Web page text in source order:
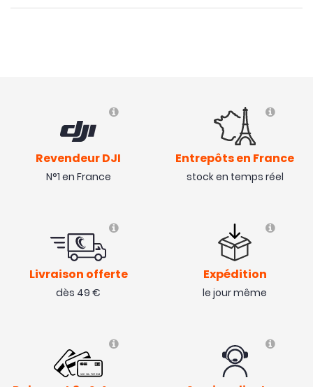
Revendeur DJI
N°1 en France
Entrepôts en France
stock en temps réel
Livraison offerte
dès 49 €
Expédition
le jour même